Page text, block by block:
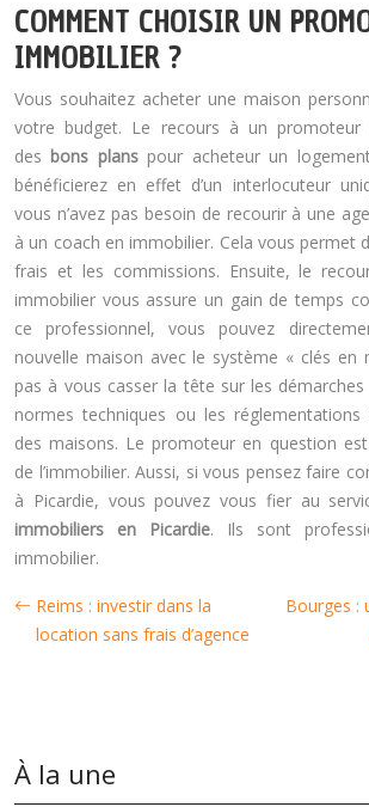
COMMENT CHOISIR UN
IMMOBILIER ?
Vous souhaitez acheter une maison
votre budget. Le recours à un promoteur
des bons planspour acheteur un
bénéficierez en effet d’un interlocuteur
vous n’avez pas besoin de recourir à une
à un coach en immobilier. Cela vous permet
frais et les commissions. Ensuite, le
immobilier vous assure un gain de temps
ce professionnel, vous pouvez
nouvelle maison avec le système « clés en
pas à vous casser la tête sur les
normes techniques ou les
des maisons. Le promoteur en question
de l’immobilier. Aussi, si vous pensez faire
à Picardie, vous pouvez vous fier au
immobiliers en Picardie. Ils sont
immobilier.
Reims : investir dans la
location sans frais d’agence
Bourges :
À la une